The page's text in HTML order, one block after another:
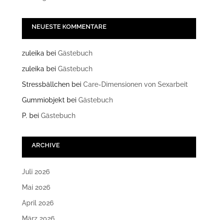
NEUESTE KOMMENTARE
zuleika bei Gästebuch
zuleika bei Gästebuch
Stressbällchenbei Care-Dimensionen von Sexarbeit
Gummiobjektbei Gästebuch
P. bei Gästebuch
ARCHIVE
Juli 2026
Mai 2026
April 2026